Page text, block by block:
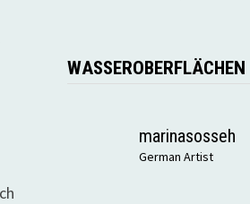
WASSEROBERFLÄCHEN
marinasosseh
German Artist